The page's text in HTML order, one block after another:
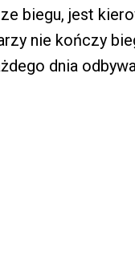
biegu, jest
nie kończy
dnia